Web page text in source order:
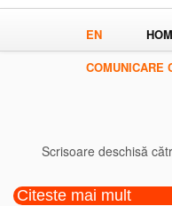
EN
COMUNICARE
Scrisoare deschisă
Citeste mai mult